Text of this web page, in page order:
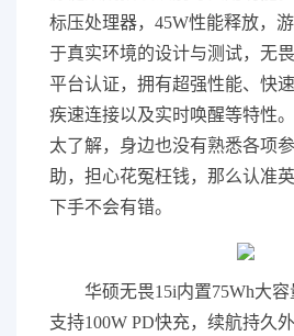
标压处理器，45W性能释放，
于真实环境的设计与测试，无
平台认证，拥有超强性能、快
疾速连接以及实时唤醒等特性
太了解，身边也没有熟悉各项
助，担心花冤枉钱，那么认准
下手不会有错。
华硕无畏15i内置75Wh大
支持100W PD快充，续航持久